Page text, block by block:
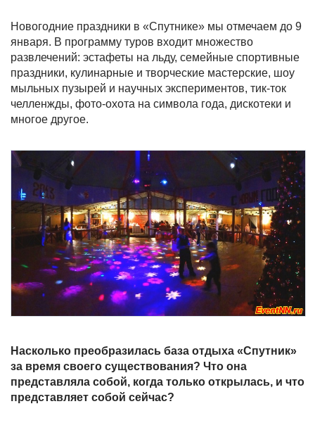
Новогодние праздники в «Спутнике» мы отмечаем до 9
января. В программу туров входит множество
развлечений: эстафеты на льду, семейные спортивные
праздники, кулинарные и творческие мастерские, шоу
мыльных пузырей и научных экспериментов, тик-ток
челленжды, фото-охота на символа года, дискотеки и
многое другое.
Насколько преобразилась база отдыха «Спутник»
за время своего существования? Что она
представляла собой, когда только открылась, и что
представляет собой сейчас?